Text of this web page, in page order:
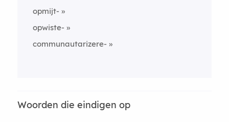
opmijt-
opwiste-
communautarizere-
Woorden die eindigen op